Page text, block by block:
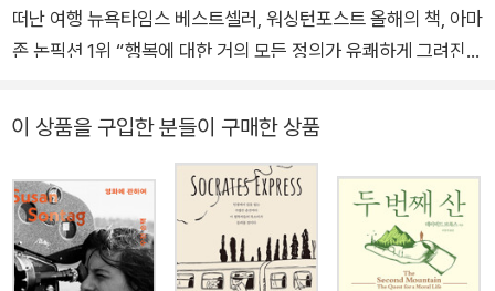
떠난 여행 뉴욕타임스 베스트셀러, 워싱턴포스트 올해의 책, 아마
존 논픽션 1위 “행복에 대한 거의 모든 정의가 유쾌하게 그려진
도를 만든다. 부자 나라와 가난한 나라, 열대와 한대, 민주주의와
찾아갈 것이다.” 〈뉴욕타임스〉 기자와 NPR 해외통신원으로 활동
하며 뉴델리, 예루살렘, 도쿄 등 30개국의 다양한 도시에서 뉴스
를 전하던 작가 에릭 와이너. 그는 어느 날 자신이 불행한 나라들
의 전쟁, 질병 같은 소식만 전하고 있다는 사실을 깨닫는다. 그래
이 상품을 구입한 분들이 구매한 상품